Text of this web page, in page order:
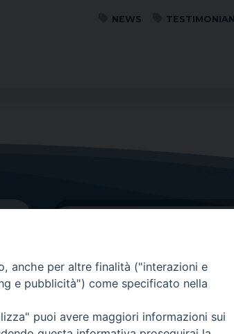
NEWS
GRAZIE PER IL TUO
anche per altre finalità ("interazioni e
e pubblicità") come specificato nella
puoi avere maggiori informazioni sui